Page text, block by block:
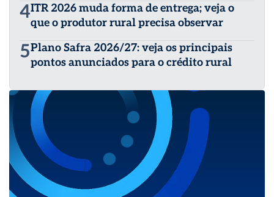
4ITR 2026 muda forma de entrega; veja o
que o produtor rural precisa observar
5Plano Safra 2026/27: veja os principais
pontos anunciados para o crédito rural